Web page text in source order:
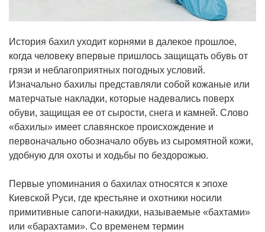
История бахил уходит корнями в далекое прошлое,
когда человеку впервые пришлось защищать обувь от
грязи и неблагоприятных погодных условий.
Изначально бахилы представляли собой кожаные или
матерчатые накладки, которые надевались поверх
обуви, защищая ее от сырости, снега и камней. Слово
«бахилы» имеет славянское происхождение и
первоначально обозначало обувь из сыромятной кожи,
удобную для охоты и ходьбы по бездорожью.
Первые упоминания о бахилах относятся к эпохе
Киевской Руси, где крестьяне и охотники носили
примитивные сапоги-накидки, называемые «бахтами»
или «барахтами». Со временем термин